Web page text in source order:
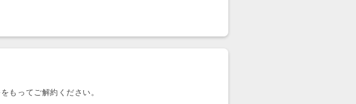
もってご解約ください。